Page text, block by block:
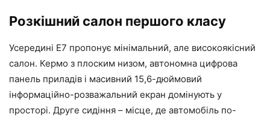
Розкішний салон першого класу
Усередині E7 пропонує мінімальний, але високоякісний
салон. Кермо з плоским низом, автономна цифрова
панель приладів і масивний 15,6-дюймовий
інформаційно-розважальний екран домінують у
просторі. Друге сидіння – місце, де автомобіль по-